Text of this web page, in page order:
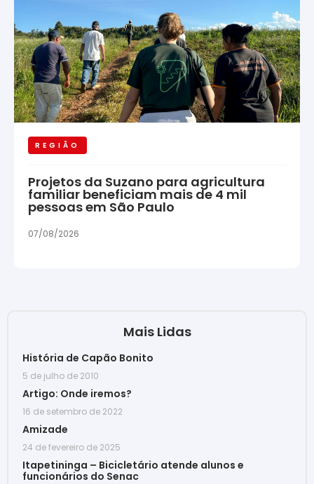
REGIÃO
Projetos da Suzano para agricultura
familiar beneficiam mais de 4 mil
pessoas em São Paulo
07/08/2026
Mais Lidas
História de Capão Bonito
5 de julho de 2010
Artigo: Onde iremos?
16 de setembro de 2022
Amizade
24 de fevereiro de 2025
Itapetininga – Bicicletário atende alunos e
funcionários do Senac